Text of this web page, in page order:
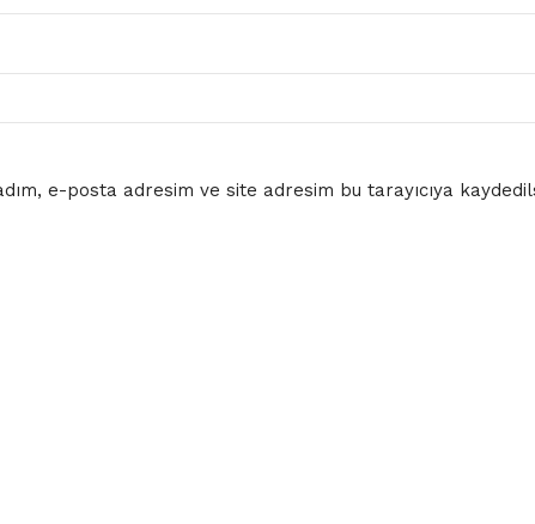
e-posta adresim ve site adresim bu tarayıcıya